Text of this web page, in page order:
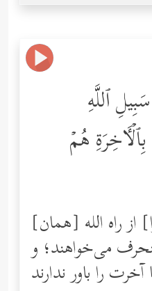
ٱللَّهِ
هُمۡ
[همان] کسانی ‌که [مردم را] از راه الله
می‌خواهند؛ و